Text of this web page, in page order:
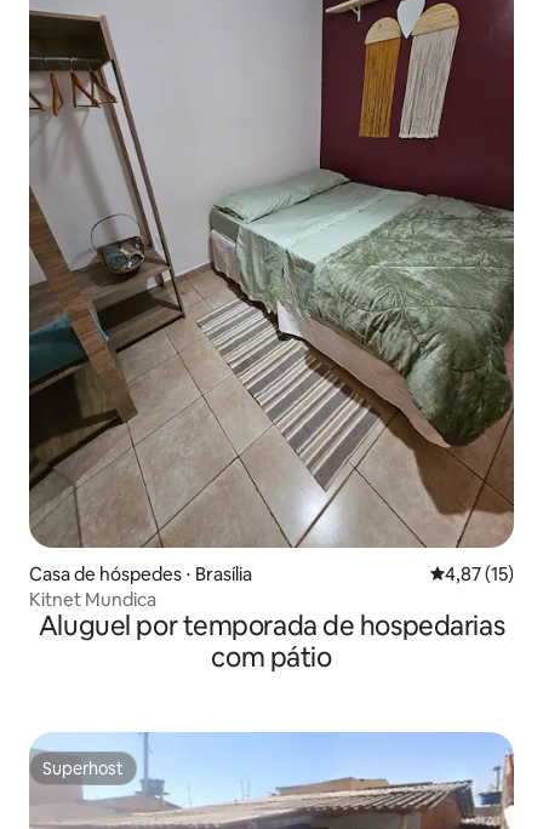
Casa de hóspedes ⋅ Brasília 4,87 de uma
4,87 (15)
Kitnet Mundica
Aluguel por temporada de hospedarias
com pátio
Superhost
Superhost